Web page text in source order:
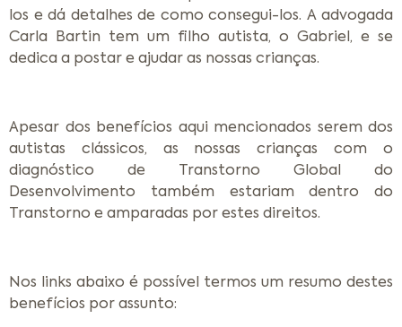
los e dá detalhes de como consegui-los. A advogada
Carla Bartin tem um filho autista, o Gabriel, e se
dedica a postar e ajudar as nossas crianças.
Apesar dos benefícios aqui mencionados serem dos
autistas clássicos, as nossas crianças com o
diagnóstico de Transtorno Global do
Desenvolvimento também estariam dentro do
Transtorno e amparadas por estes direitos.
Nos links abaixo é possível termos um resumo destes
benefícios por assunto: